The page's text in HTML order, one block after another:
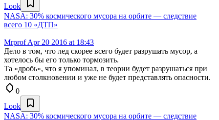
Look
NASA: 30% космического мусора на орбите — следствие
всего 10 «ДТП»
MrprofApr 20 2016 at 18:43
Дело в том, что лед скорее всего будет разрушать мусор, а
хотелось бы его только тормозить.
Та «дробь», что я упоминал, в теории будет разрушаться при
любом столкновении и уже не будет представлять опасности.
0
Look
NASA: 30% космического мусора на орбите — следствие